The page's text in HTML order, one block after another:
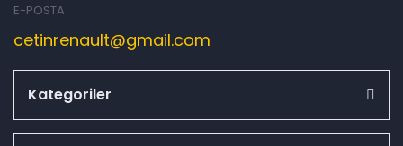
E-POSTA
cetinrenault@gmail.com
Kategoriler